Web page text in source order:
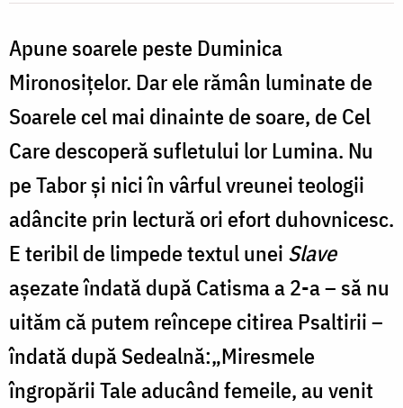
Apune soarele peste Duminica
Mironosițelor. Dar ele rămân luminate de
Soarele cel mai dinainte de soare, de Cel
Care descoperă sufletului lor Lumina. Nu
pe Tabor și nici în vârful vreunei teologii
adâncite prin lectură ori efort duhovnicesc.
E teribil de limpede textul unei Slave
așezate îndată după Catisma a 2-a – să nu
uităm că putem reîncepe citirea Psaltirii –
îndată după Sedealnă:„Miresmele
îngropării Tale aducând femeile, au venit